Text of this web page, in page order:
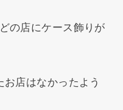
の店にケース飾りが
店はなかったよう